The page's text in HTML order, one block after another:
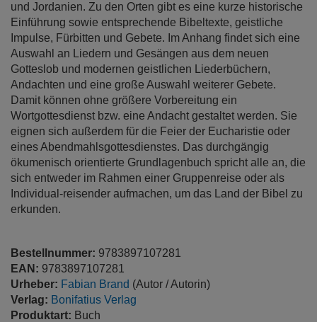
und Jordanien. Zu den Orten gibt es eine kurze historische
Einführung sowie entsprechende Bibeltexte, geistliche
Impulse, Fürbitten und Gebete. Im Anhang findet sich eine
Auswahl an Liedern und Gesängen aus dem neuen
Gotteslob und modernen geistlichen Liederbüchern,
Andachten und eine große Auswahl weiterer Gebete.
Damit können ohne größere Vorbereitung ein
Wortgottesdienst bzw. eine Andacht gestaltet werden. Sie
eignen sich außerdem für die Feier der Eucharistie oder
eines Abendmahlsgottesdienstes. Das durchgängig
ökumenisch orientierte Grundlagenbuch spricht alle an, die
sich entweder im Rahmen einer Gruppenreise oder als
Individual-reisender aufmachen, um das Land der Bibel zu
erkunden.
Bestellnummer: 9783897107281
EAN: 9783897107281
Urheber: Fabian Brand (Autor / Autorin)
Verlag: Bonifatius Verlag
Produktart: Buch